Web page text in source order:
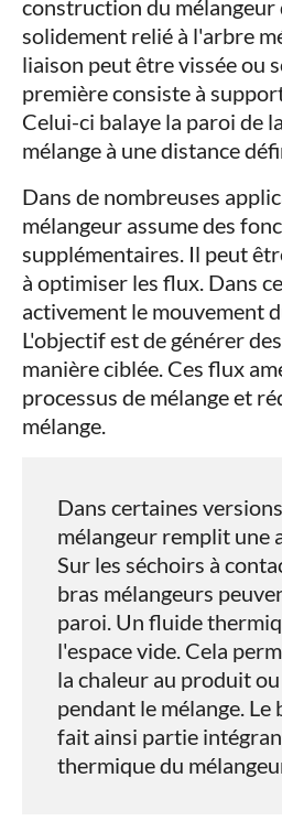
construction du mélangeur
solidement relié à l'arbre
liaison peut être vissée ou
première consiste à
Celui-ci balaye la paroi de
mélange à une distance
Dans de nombreuses
mélangeur assume des
supplémentaires. Il peut
à optimiser les flux. Dans
activement le mouvement
L'objectif est de générer
manière ciblée. Ces flux
processus de mélange et
mélange.
Dans certaines
mélangeur remplit une
Sur les séchoirs à
bras mélangeurs
paroi. Un fluide
l'espace vide. Cela
la chaleur au produit
pendant le mélange. Le
fait ainsi partie
thermique du